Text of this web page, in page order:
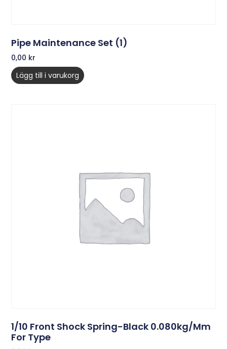
Pipe Maintenance Set (1)
0,00 kr
Lägg till i varukorg
1/10 Front Shock Spring-Black 0.080kg/mm
For Type